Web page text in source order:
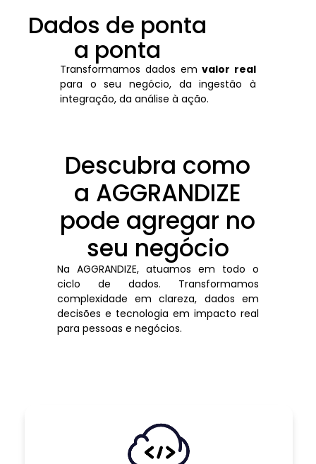
Dados de ponta
a ponta
Transformamos dados emvalor real
para o seu negócio, da ingestão à
integração, da análise à ação.
Descubra como
a AGGRANDIZE
pode agregar no
seu negócio
Na AGGRANDIZE, atuamos em todo o
ciclo de dados. Transformamos
complexidade em clareza, dados em
decisões e tecnologia em impacto real
para pessoas e negócios.